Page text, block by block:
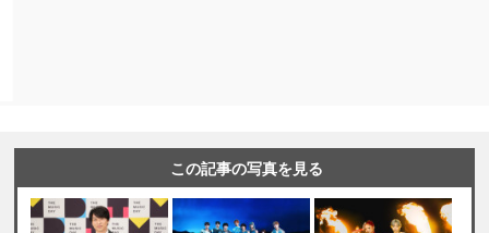
この記事の写真を見る